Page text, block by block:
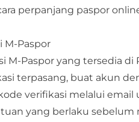
perpanjang paspor
M-Paspor
M-Paspor yang tersedia
terpasang, buat akun
verifikasi melalui
yang berlaku sebelum